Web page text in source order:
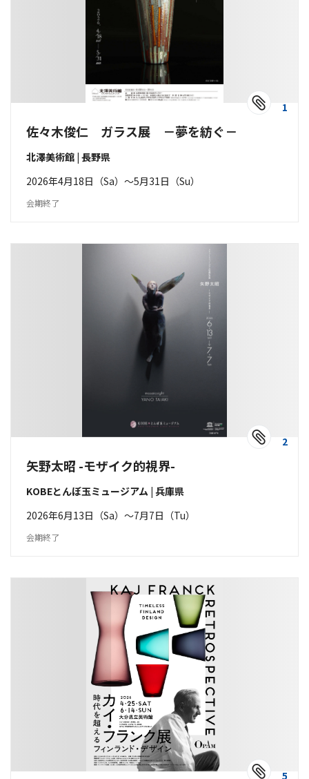
1
佐々木俊仁 ガラス展 －夢を紡ぐ－
北澤美術館 | 長野県
2026年4月18日（Sa）〜5月31日（Su）
会期終了
2
矢野太昭 -モザイク的視界-
KOBEとんぼ玉ミュージアム | 兵庫県
2026年6月13日（Sa）〜7月7日（Tu）
会期終了
5